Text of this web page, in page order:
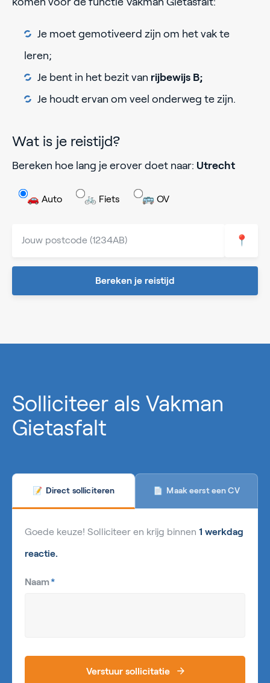
Je moet gemotiveerd zijn om het vak te
leren;
Je bent in het bezit van rijbewijs B;
Je houdt ervan om veel onderweg te zijn.
Wat is je reistijd?
Bereken hoe lang je erover doet naar: Utrecht
🚗 Auto 🚲 Fiets 🚌 OV
📍
Bereken je reistijd
Solliciteer als Vakman
Gietasfalt
📝 Direct solliciteren 📄 Maak eerst een CV
Goede keuze! Solliciteer en krijg binnen 1 werkdag
reactie.
Naam*
Verstuur sollicitatie